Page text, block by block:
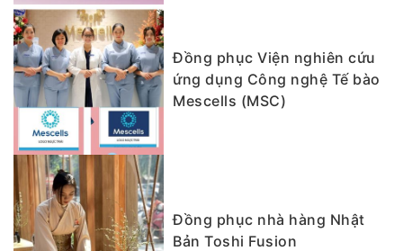
Đồng phục Viện nghiên cứu
ứng dụng Công nghệ Tế bào
Mescells (MSC)
Đồng phục nhà hàng Nhật
Bản Toshi Fusion